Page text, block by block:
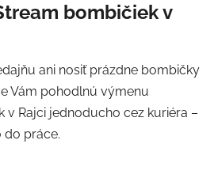
bombičiek v
ani nosiť prázdne bombičky
Vám pohodlnú výmenu
v Rajci jednoducho cez kuriéra –
do práce.